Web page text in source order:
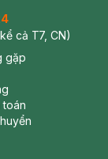
cả T7, CN)
gặp
toán